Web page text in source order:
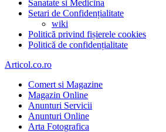
Sanatate si Medicina
Setari de Confidențialitate
wiki
Politică privind fișierele cookies
Politică de confidențialitate
Articol.co.ro
Comert si Magazine
Magazin Online
Anunturi Servicii
Anunturi Online
Arta Fotografica